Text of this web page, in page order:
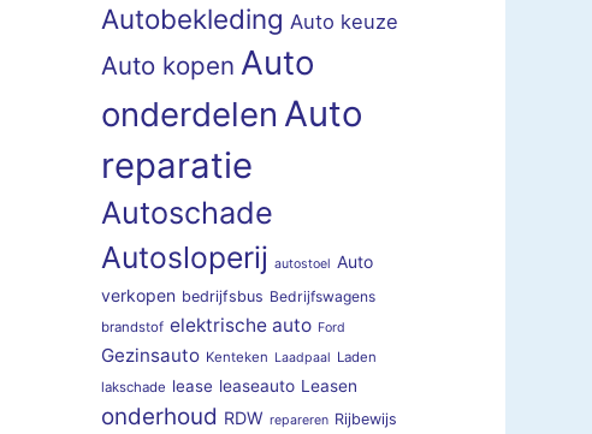
Autobekleding Auto keuze
Auto kopen Auto
onderdelen Auto
reparatie
Autoschade
Autosloperij autostoel Auto
verkopen bedrijfsbus Bedrijfswagens
brandstof elektrische auto Ford
Gezinsauto Kenteken Laadpaal Laden
lakschade lease leaseauto Leasen
onderhoud RDW repareren Rijbewijs